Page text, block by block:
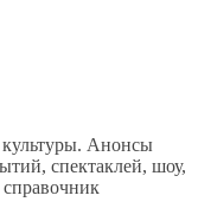
культуры. Анонсы
спектаклей, шоу,